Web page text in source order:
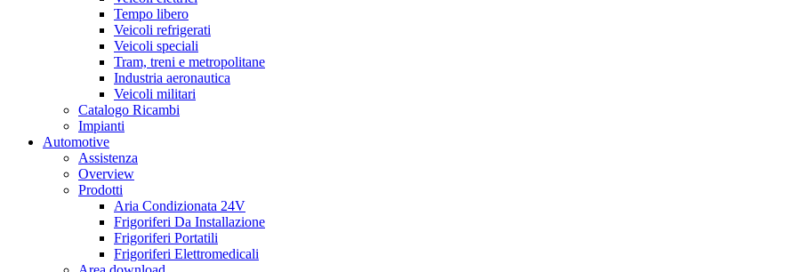
Tempo libero
Veicoli refrigerati
Veicoli speciali
Tram, treni e metropolitane
Industria aeronautica
Veicoli militari
Catalogo Ricambi
Impianti
Automotive
Assistenza
Overview
Prodotti
Aria Condizionata 24V
Frigoriferi Da Installazione
Frigoriferi Portatili
Frigoriferi Elettromedicali